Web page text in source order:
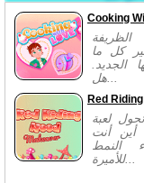
Cooking
كل ما
الجديد.
هل...
Red
لعبة
أين أنت
النمط
للأميرة...